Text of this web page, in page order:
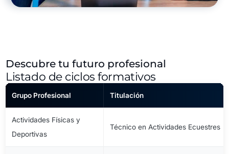
Descubre tu futuro profesional
Listado de ciclos formativos
Grupo Profesional Titulación
Actividades Físicas y
Deportivas
Técnico en Actividades Ecuestres